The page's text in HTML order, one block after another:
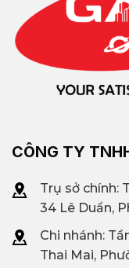
CÔNG TY
Trụ sở chính:
34 Lê Duẩn,
Chi nhánh: T
Thai Mai,